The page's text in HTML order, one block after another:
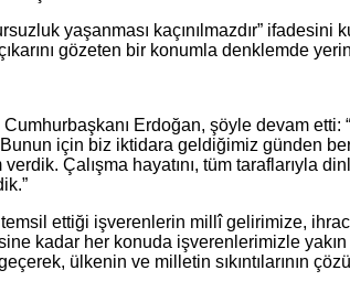
yaşanması kaçınılmazdır” ifadesini
gözeten bir konumla denklemde
Erdoğan, şöyle devam etti:
için biz iktidara geldiğimiz günden
Çalışma hayatını, tüm taraflarıyla
ettiği işverenlerin millî gelirimize,
kadar her konuda işverenlerimizle
ülkenin ve milletin sıkıntılarının